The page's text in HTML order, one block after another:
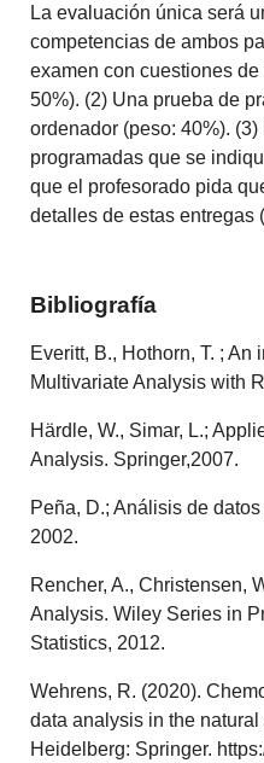
La evaluación única será
competencias de ambos
examen con cuestiones
50%). (2) Una prueba de
ordenador (peso: 40%).
programadas que se
que el profesorado pida
detalles de estas entregas
Bibliografía
Everitt, B., Hothorn, T. ; An
Multivariate Analysis with
Härdle, W., Simar, L.;
Analysis. Springer,2007.
Peña, D.; Análisis de
2002.
Rencher, A., Christensen,
Analysis. Wiley Series in
Statistics, 2012.
Wehrens, R. (2020).
data analysis in the
Heidelberg: Springer.